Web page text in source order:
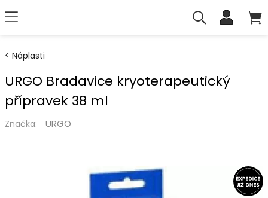
Náplasti
URGO Bradavice kryoterapeutický
přípravek 38 ml
Značka: URGO